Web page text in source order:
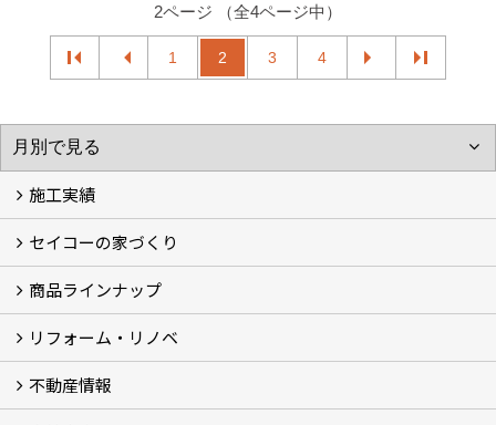
2ページ （全4ページ中）
1 2 3 4
施工実績
フォトギャラリー
完工事例
お客様の声
セイコーの家づくり
家づくりコンセプト (2)
家づくりの特徴 (16)
□高性能住宅 (4)
□OMソーラーハウス (5)
□55歳からの家づくり
□わざわ座
□快適性 (4)
□光熱費 (3)
家づくりコラム
メンテナンス
商品ラインナップ
モデルハウス「Vita -ヴィータ-」
リノベーション モデルハウス「Crear -クレア-」
平屋の家
建築家とつくる家 (10)
リフォーム・リノベ
セイコーのリフォーム・リノベ
もっと知りたい、セイコーのリフォーム・リノベ
不動産情報